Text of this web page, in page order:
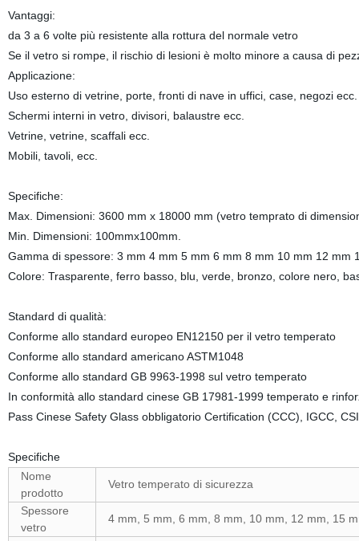
Vantaggi:
da 3 a 6 volte più resistente alla rottura del normale vetro
Se il vetro si rompe, il rischio di lesioni è molto minore a causa di
Applicazione:
Uso esterno di vetrine, porte, fronti di nave in uffici, case, negozi ecc.
Schermi interni in vetro, divisori, balaustre ecc.
Vetrine, vetrine, scaffali ecc.
Mobili, tavoli, ecc.
Specifiche:
Max. Dimensioni: 3600 mm x 18000 mm (vetro temprato di
Min. Dimensioni: 100mmx100mm.
Gamma di spessore: 3 mm 4 mm 5 mm 6 mm 8 mm 10 mm 12 mm
Colore: Trasparente, ferro basso, blu, verde, bronzo, colore nero,
Standard di qualità:
Conforme allo standard europeo EN12150 per il vetro temperato
Conforme allo standard americano ASTM1048
Conforme allo standard GB 9963-1998 sul vetro temperato
In conformità allo standard cinese GB 17981-1999 temperato e
Pass Cinese Safety Glass obbligatorio Certification (CCC), IGCC,
Specifiche
Nome
prodotto
Vetro temperato di sicurezza
Spessore
vetro
4 mm, 5 mm, 6 mm, 8 mm, 10 mm, 12 mm, 15